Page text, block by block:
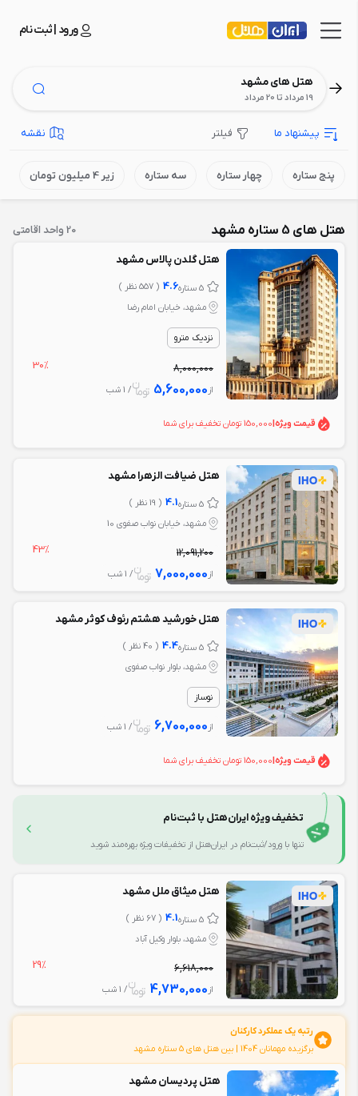
ورود | ثبت نام
هتل های مشهد
19 مرداد تا 20 مرداد
پیشنهاد ما فیلتر نقشه
پنج ستاره چهار ستاره سه ستاره زیر 4 میلیون تومان
هتل های 5 ستاره مشهد 20 واحد اقامتی
هتل گلدن پالاس مشهد
5 ستاره 4.6 ( 557 نظر )
مشهد، خيابان امام رضا
نزدیک مترو
8,000,000
30%
از 5,600,000 / 1 شب
قیمت ویژه 150,000 تومان تخفیف برای شما
هتل ضیافت الزهرا مشهد
5 ستاره 4.1 ( 19 نظر )
مشهد، خیابان نواب صفوی 10
12,091,200
43%
از 7,000,000 / 1 شب
هتل خورشید هشتم رئوف کوثر مشهد
5 ستاره 4.4 ( 40 نظر )
مشهد، بلوار نواب صفوی
نوساز
از 6,700,000 / 1 شب
قیمت ویژه|150,000 تومان تخفیف برای شما
تخفیف ویژه ایران‌هتل با ثبت‌نام
تنها با ورود/ثبت‌نام در ایران‌هتل از تخفیفات ویژه بهره‌مند شوید
هتل میثاق ملل مشهد
5 ستاره 4.1 ( 67 نظر )
مشهد، بلوار وکیل آباد
6,618,000
29%
از 4,730,000 / 1 شب
رتبه یک عملکرد کارکنان
برگزیده مهمانان 1404 | بین هتل های 5 ستاره مشهد
هتل پردیسان مشهد